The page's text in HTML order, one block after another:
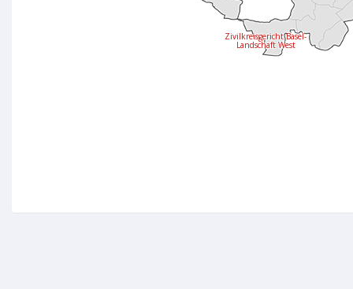
Zivilkreisgericht Basel-
Landschaft West